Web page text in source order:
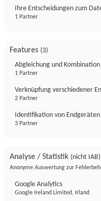
Ihre Entscheidungen zum
1 Partner
Features (3)
Abgleichung und
1 Partner
Verknüpfung verschiedener
2 Partner
Identifikation von
3 Partner
Analyse / Statistik (nicht IAB)
Anonyme Auswertung zur
Google Analytics
Google Ireland Limited, Irland